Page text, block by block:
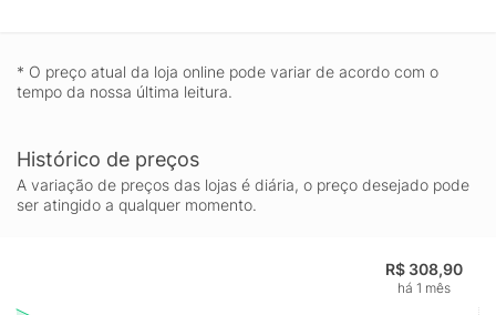
* O preço atual da loja online pode variar de acordo com o
tempo da nossa última leitura.
Histórico de preços
A variação de preços das lojas é diária, o preço desejado pode
ser atingido a qualquer momento.
R$ 308,90
há 1 mês